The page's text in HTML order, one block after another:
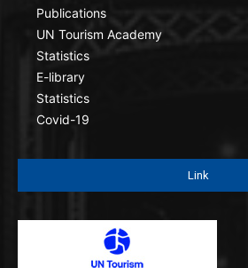
Publications
UN Tourism Academy
Statistics
E-library
Statistics
Covid-19
Link